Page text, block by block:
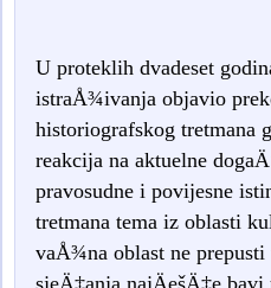
U proteklih dvadeset
istraÅ¾ivanja objavio
historiografskog tretmana
reakcija na aktuelne
pravosudne i povijesne
tretmana tema iz oblasti
vaÅ¾na oblast ne